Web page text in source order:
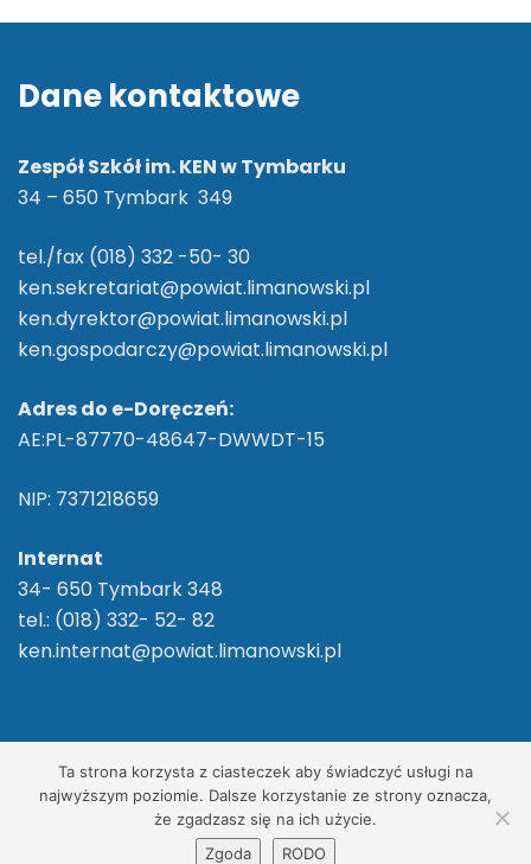
Dane kontaktowe
Zespół Szkół im. KEN w Tymbarku
34 – 650 Tymbark 349
tel./fax (018) 332 -50- 30
ken.sekretariat@powiat.limanowski.pl
ken.dyrektor@powiat.limanowski.pl
ken.gospodarczy@powiat.limanowski.pl
Adres do e-Doręczeń:
AE:PL-87770-48647-DWWDT-15
NIP: 7371218659
Internat
34- 650 Tymbark 348
tel.: (018) 332- 52- 82
ken.internat@powiat.limanowski.pl
ZS im. Komisji Edukacji Narodowej w
Tymbarku/ Wszelkie Prawa Zastrzeżone
Realizacja, wdrożenie:Net-Factory
Ta strona korzysta z ciasteczek aby świadczyć usługi na
najwyższym poziomie. Dalsze korzystanie ze strony oznacza,
że zgadzasz się na ich użycie.
Zgoda
RODO